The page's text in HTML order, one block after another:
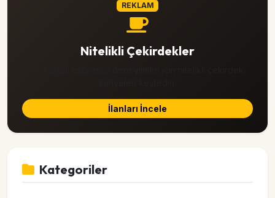
REKLAM
Nitelikli Çekirdekler
İlanları İncele
Kategoriler